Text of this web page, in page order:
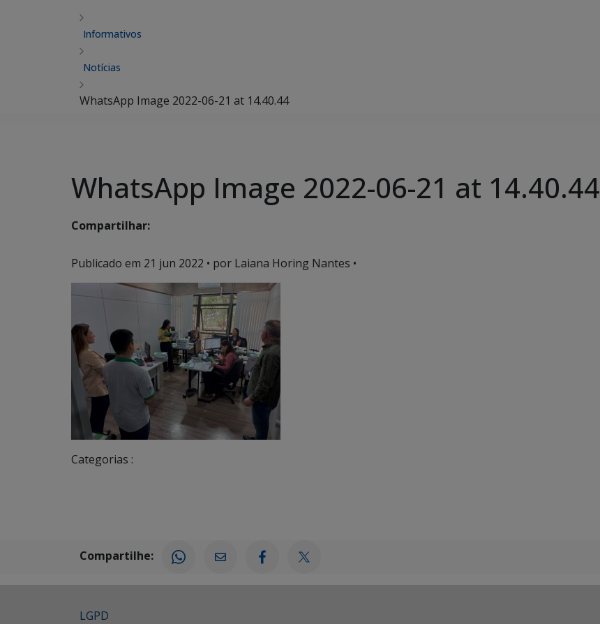
Informativos
Notícias
WhatsApp Image 2022-06-21 at 14.40.44
WhatsApp Image 2022-06-21 at 14.40.44
Compartilhar:
Publicado em 21 jun 2022 • por Laiana Horing Nantes •
Categorias :
Compartilhe:
LGPD